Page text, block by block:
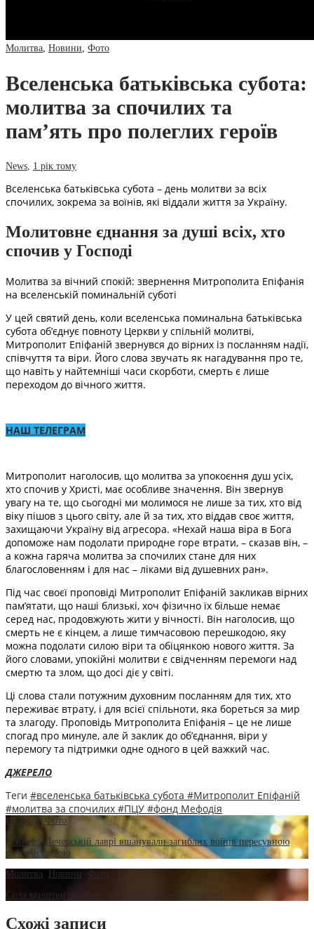
Молитва Новини Фото
Вселенська батьківська субота:
молитва за спочилих та
пам’ять про полеглих героїв
News 1 рік тому
Вселенська батьківська субота – день молитви за всіх
спочилих, зокрема за воїнів, які віддали життя за Україну.
Молитовне єднання за душі всіх, хто
спочив у Господі
Молитва за вічний спокій: звернення Митрополита Епіфанія
на вселенській поминальній суботі
У цей святий день, коли вселенська поминальна батьківська
субота об’єднує повноту Церкви у спільній молитві,
Митрополит Епіфаній звернувся до вірних із посланням надії,
співчуття та віри. Його слова звучать як нагадування про те,
що навіть у найтемніші часи скорботи, смерть є лише
переходом до вічного життя.
НАШ ТЕЛЕГРАМ
Митрополит наголосив, що молитва за упокоєння душ усіх,
хто спочив у Христі, має особливе значення. Він звернув
увагу на те, що сьогодні ми молимося не лише за тих, хто від
віку пішов з цього світу, але й за тих, хто віддав своє життя,
захищаючи Україну від агресора. «Нехай наша віра в Бога
допоможе нам подолати природне горе втрати, – сказав він, –
а кожна гаряча молитва за спочилих стане для них
благословенням і для нас – ліками від душевних ран».
Під час своєї проповіді Митрополит Епіфаній закликав вірних
пам’ятати, що наші близькі, хоч фізично їх більше немає
серед нас, продовжують жити у вічності. Він наголосив, що
смерть не є кінцем, а лише тимчасовою перешкодою, яку
можна подолати силою віри та обіцянкою нового життя. За
його словами, упокійні молитви є свідченням перемоги над
смертю та злом, що досі діє у світі.
Ці слова стали потужним духовним посланням для тих, хто
переживає втрату, і для всієї спільноти, яка бореться за мир
та злагоду. Проповідь Митрополита Епіфанія – це не лише
спогад про минуле, але й заклик до об’єднання, віри у
перемогу та підтримки одне одного в цей важкий час.
ДЖЕРЕЛО
Теги #вселенська батьківська субота #Митрополит Епіфаній
#молитва за спочилих #ПЦУ #фонд Мефодія
Новини
Фото
У Києво-Печерській лаврі вшанували загиблих воїнів пересувною
фотовиставкою
Молитва
Новини
Фото
Сила молитви за спочилих: вияв любові та пам’яті
Схожі записи